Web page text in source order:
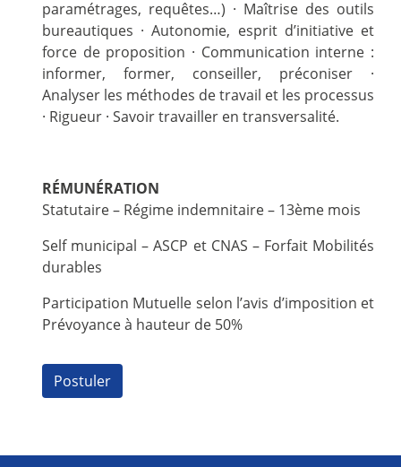
paramétrages, requêtes…) · Maîtrise des outils
bureautiques · Autonomie, esprit d’initiative et
force de proposition · Communication interne :
informer, former, conseiller, préconiser ·
Analyser les méthodes de travail et les processus
· Rigueur · Savoir travailler en transversalité.
RÉMUNÉRATION
Statutaire – Régime indemnitaire – 13ème mois
Self municipal – ASCP et CNAS – Forfait Mobilités
durables
Participation Mutuelle selon l’avis d’imposition et
Prévoyance à hauteur de 50%
Postuler